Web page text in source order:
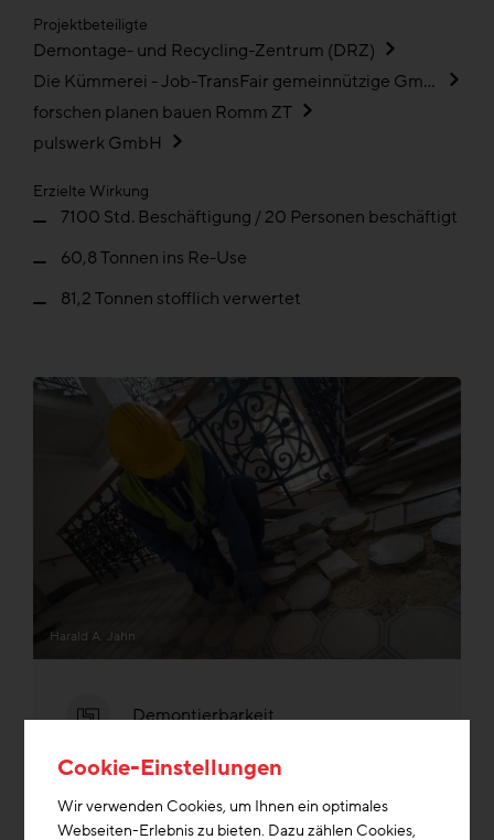
Projektbeteiligte
Demontage- und Recycling-Zentrum (DRZ)
Die Kümmerei - Job-TransFair gemeinnützige GmbH
forschen planen bauen Romm ZT
pulswerk GmbH
Erzielte Wirkung
7100 Std. Beschäftigung / 20 Personen beschäftigt
60,8 Tonnen ins Re-Use
81,2 Tonnen stofflich verwertet
Harald A. Jahn
Demontierbarkeit
Cookie-Einstellungen
Wir verwenden Cookies, um Ihnen ein optimales
Webseiten-Erlebnis zu bieten. Dazu zählen Cookies,